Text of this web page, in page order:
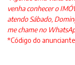
venha conhecer o
atendo Sábado,
me chame no
*Código do